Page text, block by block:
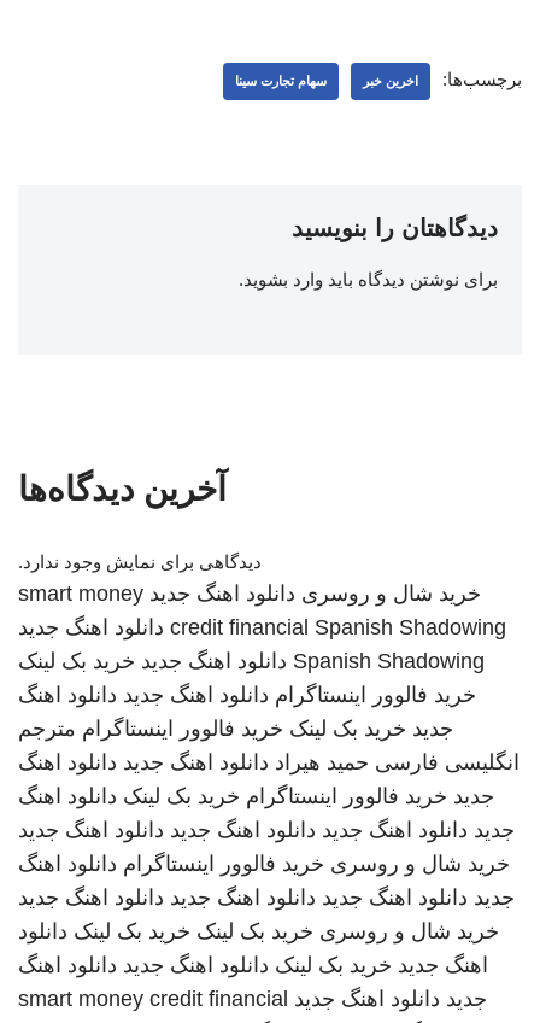
برچسب‌ها: اخرین خبر سهام تجارت سینا
دیدگاهتان را بنویسید
برای نوشتن دیدگاه باید وارد بشوید.
آخرین دیدگاه‌ها
دیدگاهی برای نمایش وجود ندارد.
خرید شال و روسری دانلود اهنگ جدید smart money
credit financial Spanish Shadowing
دانلود اهنگ جدید
Spanish Shadowing دانلود اهنگ جدید خرید بک لینک
خرید فالوور اینستاگرام دانلود اهنگ جدید دانلود اهنگ
جدید خرید بک لینک خرید فالوور اینستاگرام مترجم
انگلیسی فارسی حمید هیراد دانلود اهنگ جدید دانلود اهنگ
جدید خرید فالوور اینستاگرام خرید بک لینک دانلود اهنگ
جدید دانلود اهنگ جدید دانلود اهنگ جدید دانلود اهنگ جدید
خرید شال و روسری خرید فالوور اینستاگرام دانلود اهنگ
جدید دانلود اهنگ جدید دانلود اهنگ جدید دانلود اهنگ جدید
خرید شال و روسری خرید بک لینک خرید بک لینک دانلود
اهنگ جدید خرید بک لینک دانلود اهنگ جدید دانلود اهنگ
جدید دانلود اهنگ جدید smart money credit financial